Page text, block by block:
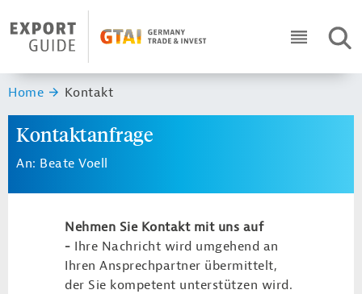
Header Logo
ICON
Sie sind hier:
Home Kontakt
Kontaktanfrage
An: Beate Voell
Nehmen Sie Kontakt mit uns auf
- Ihre Nachricht wird umgehend an
Ihren Ansprechpartner übermittelt,
der Sie kompetent unterstützen wird.